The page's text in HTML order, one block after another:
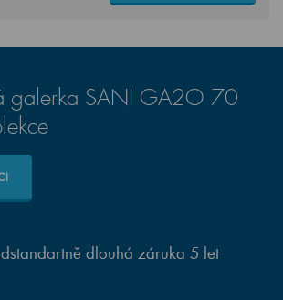
galerka SANI GA2O 70
dlouhá záruka 5 let